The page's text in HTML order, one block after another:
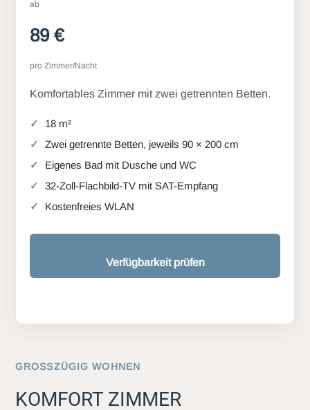
ab
89 €
pro Zimmer/Nacht
Komfortables Zimmer mit zwei getrennten Betten.
18 m²
Zwei getrennte Betten, jeweils 90 × 200 cm
Eigenes Bad mit Dusche und WC
32-Zoll-Flachbild-TV mit SAT-Empfang
Kostenfreies WLAN
Verfügbarkeit prüfen
GROSSZÜGIG WOHNEN
KOMFORT ZIMMER